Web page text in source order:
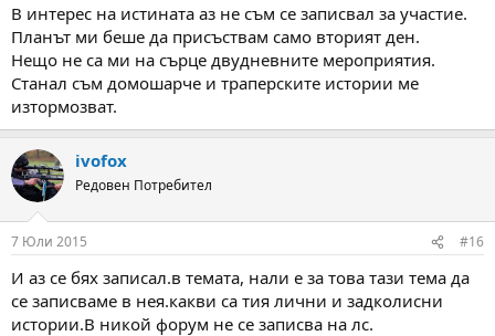
В интерес на истината аз не съм се записвал за участие.
Планът ми беше да присъствам само вторият ден.
Нещо не са ми на сърце двудневните мероприятия.
Станал съм домошарче и траперските истории ме
изтормозват.
ivofox
Редовен Потребител
7 Юли 2015 #16
И аз се бях записал.в темата, нали е за това тази тема да
се записваме в нея.какви са тия лични и задколисни
истории.В никой форум не се записва на лс.